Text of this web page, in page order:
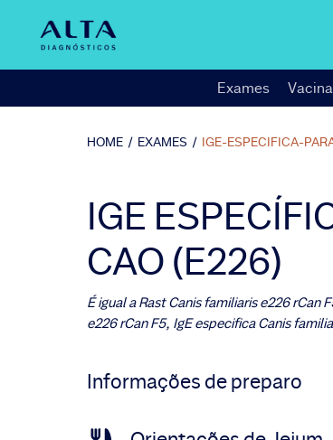
Exames
HOME / EXAMES / IGE-ESPECIFICA-
IGE
CAO (E226)
É igual a Rast Canis familiaris e226 rCan
e226 rCan F5, IgE especifica Canis
Informações de preparo